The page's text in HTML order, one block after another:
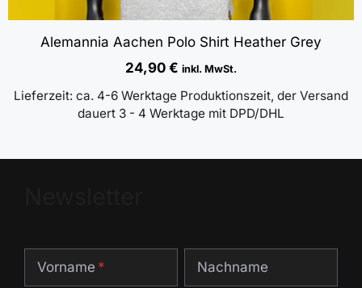
Alemannia Aachen Polo Shirt Heather Grey
24,90 € inkl. MwSt.
Lieferzeit: ca. 4-6 Werktage Produktionszeit, der Versand
dauert 3 - 4 Werktage mit DPD/DHL
Vorname Nachname